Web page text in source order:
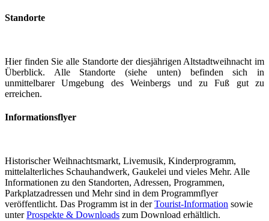
Standorte
Hier finden Sie alle Standorte der diesjährigen Altstadtweihnacht im
Überblick. Alle Standorte (siehe unten) befinden sich in
unmittelbarer Umgebung des Weinbergs und zu Fuß gut zu
erreichen.
Informationsflyer
Historischer Weihnachtsmarkt, Livemusik, Kinderprogramm,
mittelalterliches Schauhandwerk, Gaukelei und vieles Mehr. Alle
Informationen zu den Standorten, Adressen, Programmen,
Parkplatzadressen und Mehr sind in dem Programmflyer
veröffentlicht. Das Programm ist in derTourist-Information sowie
unterProspekte & Downloads zum Download erhältlich.